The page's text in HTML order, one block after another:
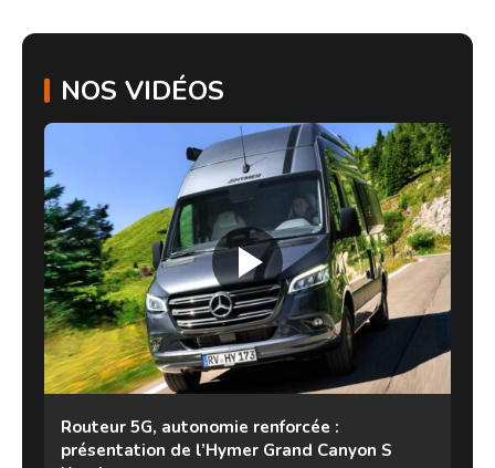
NOS VIDÉOS
Routeur 5G, autonomie renforcée :
présentation de l’Hymer Grand Canyon S